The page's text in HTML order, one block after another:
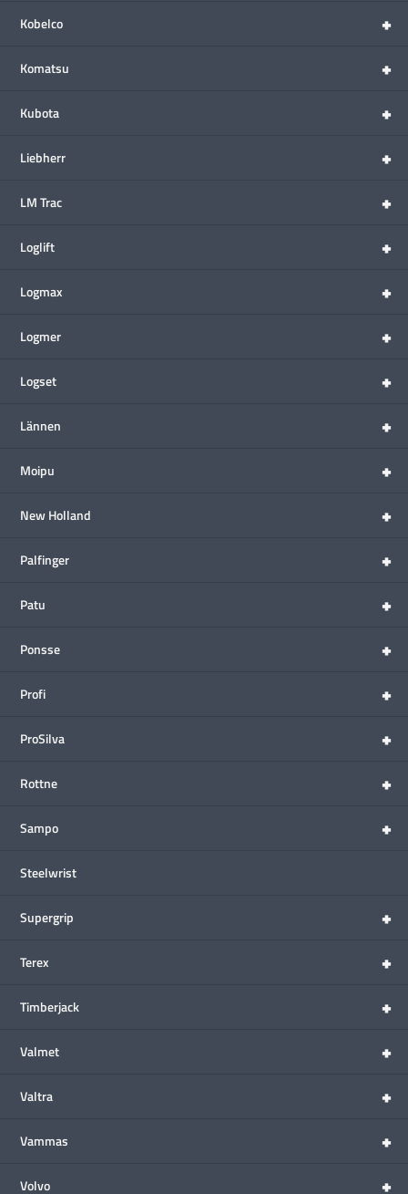
+
Kobelco
+
Komatsu
+
Kubota
+
Liebherr
+
LM Trac
+
Loglift
+
Logmax
+
Logmer
+
Logset
+
Lännen
+
Moipu
+
New Holland
+
Palfinger
+
Patu
+
Ponsse
+
Profi
+
ProSilva
+
Rottne
+
Sampo
Steelwrist
+
Supergrip
+
Terex
+
Timberjack
+
Valmet
+
Valtra
+
Vammas
+
Volvo